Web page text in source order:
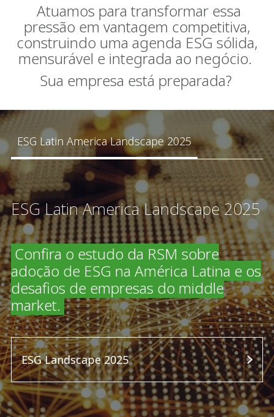
Atuamos para transformar essa
pressão em vantagem competitiva,
construindo uma agenda ESG sólida,
mensurável e integrada ao negócio.
Sua empresa está preparada?
ESG Latin America Landscape 2025
ESG Latin America Landscape 2025
Confira o estudo da RSM sobre
adoção de ESG na América Latina e os
desafios de empresas do middle
market.
ESG Landscape 2025